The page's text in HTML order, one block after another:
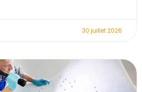
30 juillet 2026